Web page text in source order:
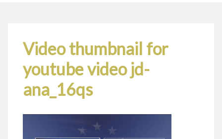
Video thumbnail for
youtube video jd-
ana_16qs